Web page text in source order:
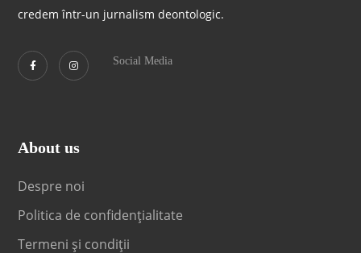
credem într-un jurnalism deontologic.
Social Media
About us
Despre noi
Politica de confidențialitate
Termeni și condiții